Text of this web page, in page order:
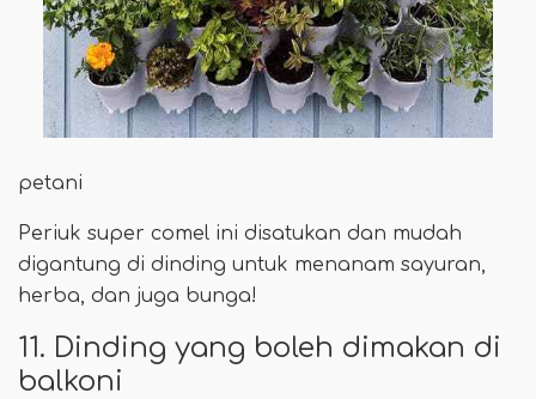
petani
Periuk super comel ini disatukan dan mudah
digantung di dinding untuk menanam sayuran,
herba, dan juga bunga!
11. Dinding yang boleh dimakan di
balkoni